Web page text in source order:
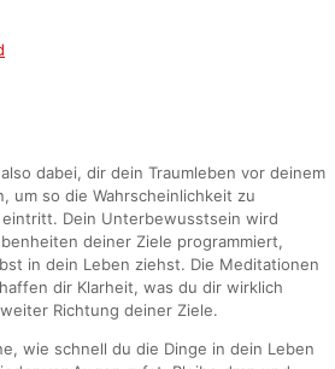
dabei, dir dein Traumleben vor deinem
um so die Wahrscheinlichkeit zu
Dein Unterbewusstsein wird
deiner Ziele programmiert,
in dein Leben ziehst. Die Meditationen
dir Klarheit, was du dir wirklich
Richtung deiner Ziele.
wie schnell du die Dinge in dein Leben